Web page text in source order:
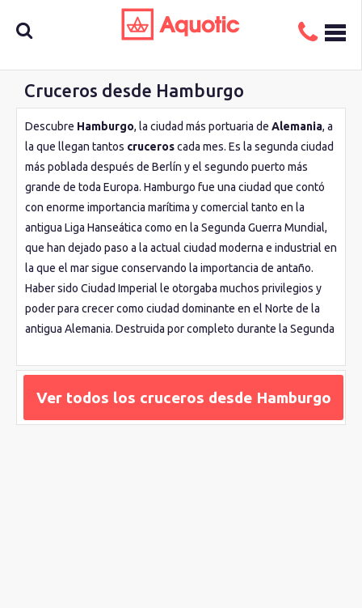
Busca
aquí tu
crucero
Cruceros desde Hamburgo
Descubre Hamburgo, la ciudad más portuaria de Alemania, a
la que llegan tantos cruceroscada mes. Es la segunda ciudad
más poblada después de Berlín y el segundo puerto más
grande de toda Europa. Hamburgo fue una ciudad que contó
con enorme importancia marítima y comercial tanto en la
antigua Liga Hanseática como en la Segunda Guerra Mundial,
que han dejado paso a la actual ciudad moderna e industrial en
la que el mar sigue conservando la importancia de antaño.
Haber sido Ciudad Imperial le otorgaba muchos privilegios y
poder para crecer como ciudad dominante en el Norte de la
antigua Alemania. Destruida por completo durante la Segunda
cenizas para recuperarse en el siglo XXI como una potencia
mundial gracias a su
. La ciudad mantiene con orgullo
en pie al gran símbolo: el Altes Rathaus, un imponente edificio
Ver todos los cruceros desde Hamburgo